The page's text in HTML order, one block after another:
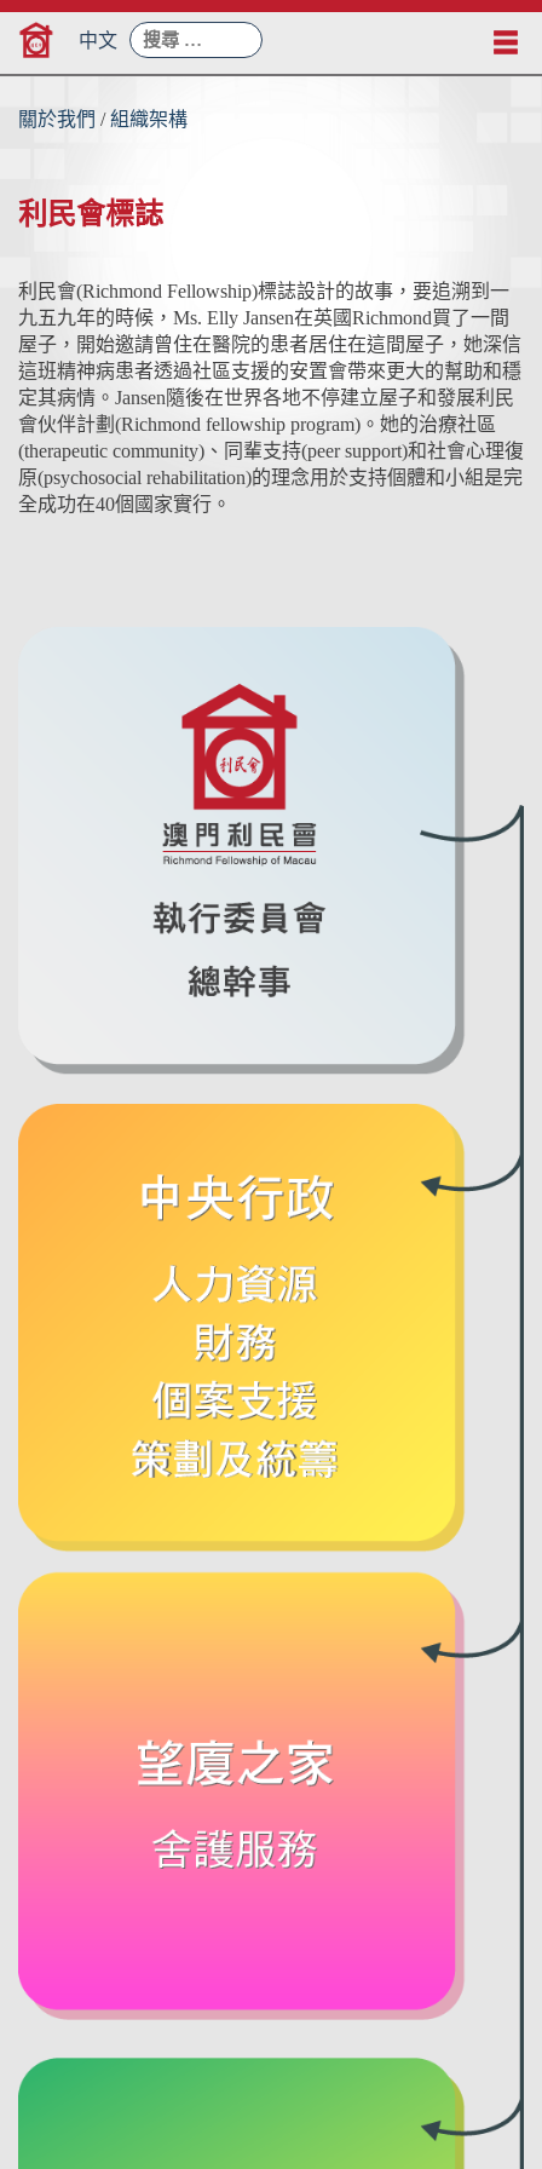
Skip
中文 搜
尋：
關於我們 /組織架構
利民會標誌
利民會(Richmond Fellowship)標誌設計的故事，要追溯到一
九五九年的時候，Ms. Elly Jansen在英國Richmond買了一間
屋子，開始邀請曾住在醫院的患者居住在這間屋子，她深信
這班精神病患者透過社區支援的安置會帶來更大的幫助和穩
定其病情。Jansen隨後在世界各地不停建立屋子和發展利民
會伙伴計劃(Richmond fellowship program)。她的治療社區
(therapeutic community)、同輩支持(peer support)和社會心理復
原(psychosocial rehabilitation)的理念用於支持個體和小組是完
全成功在40個國家實行。